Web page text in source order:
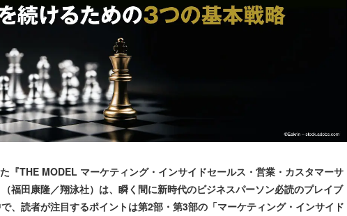
『THE MODEL マーケティング・インサイドセールス・営業・カスタマーサ
福田康隆／翔泳社）は、瞬く間に新時代のビジネスパーソン必読のプレイブ
、読者が注目するポイントは第2部・第3部の「マーケティング・インサイド